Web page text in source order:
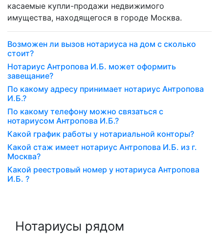
касаемые купли-продажи недвижимого
имущества, находящегося в городе Москва.
Возможен ли вызов нотариуса на дом с сколько
стоит?
Нотариус Антропова И.Б. может оформить
завещание?
По какому адресу принимает нотариус Антропова
И.Б.?
По какому телефону можно связаться с
нотариусом Антропова И.Б.?
Какой график работы у нотариальной конторы?
Какой стаж имеет нотариус Антропова И.Б. из г.
Москва?
Какой реестровый номер у нотариуса Антропова
И.Б. ?
Нотариусы рядом